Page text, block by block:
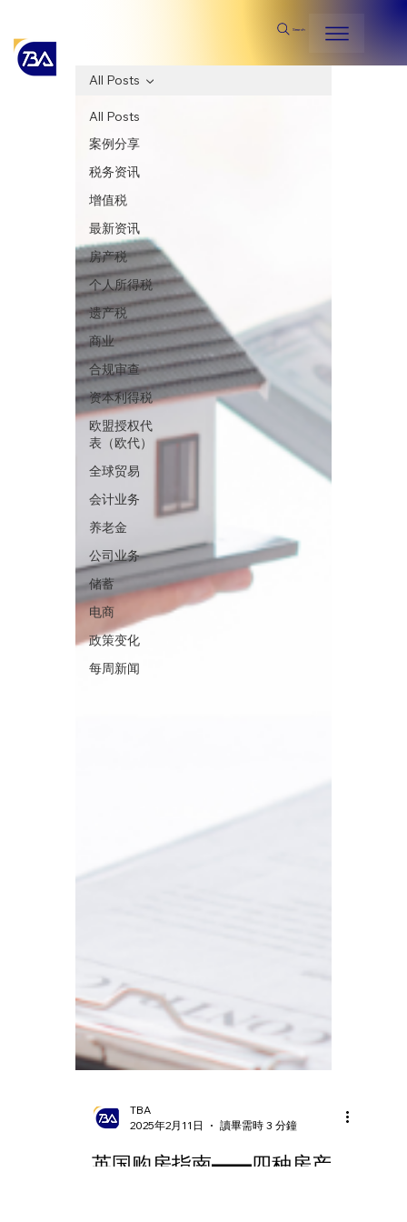
Search
All Posts
案例分享
税务资讯
增值税
最新资讯
房产税
个人所得税
遗产税
商业
合规审查
资本利得税
欧盟授权代
表（欧代）
全球贸易
会计业务
养老金
公司业务
储蓄
电商
政策变化
每周新闻
All Posts
2025年2月11日
讀畢需時 3 分鐘